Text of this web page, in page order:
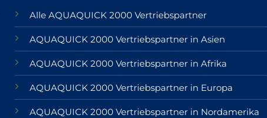
Alle AQUAQUICK 2000 Vertriebspartner
AQUAQUICK 2000 Vertriebspartner in Asien
AQUAQUICK 2000 Vertriebspartner in Afrika
AQUAQUICK 2000 Vertriebspartner in Europa
AQUAQUICK 2000 Vertriebspartner in Nordamerika